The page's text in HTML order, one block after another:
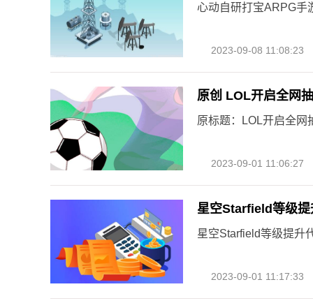
心动自研打宝ARPG手
2023-09-08 11:08:23
原创 LOL开启全网
原标题：LOL开启全网
2023-09-01 11:06:27
星空Starfield等级提
星空Starfield等级提升
2023-09-01 11:17:33